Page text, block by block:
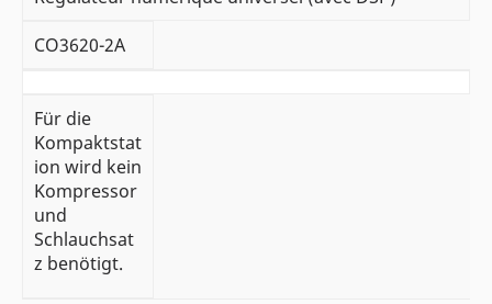
CO3620-2A
Für die
Kompaktstat
ion wird kein
Kompressor
und
Schlauchsat
z benötigt.